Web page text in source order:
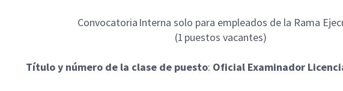
Convocatoria Interna solo para empleados de la Rama
(1 puestos vacantes)
Título y número de la clase de puesto: Oficial Examinador